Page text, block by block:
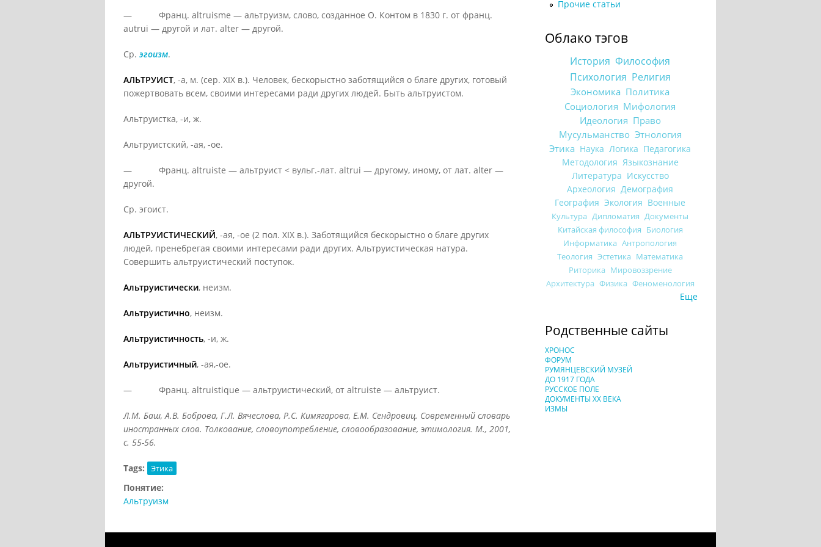
— Франц. altruisme — альтруизм, слово, созданное О. Контом в 1830 г. от франц.
autrui — другой и лат. alter — другой.
Ср. эгоизм.
АЛЬТРУИСТ, -а, м. (сер. XIX в.). Человек, бескорыстно заботящийся о благе других, готовый
пожертвовать всем, своими интересами ради других людей. Быть альтруистом.
Альтруистка, -и, ж.
Альтруистский, -ая, -ое.
— Франц. altruiste — альтруист < вульг.-лат. altrui — другому, иному, от лат. alter —
другой.
Ср. эгоист.
АЛЬТРУИСТИЧЕСКИЙ, -ая, -ое (2 пол. XIX в.). Заботящийся бескорыстно о благе других
людей, пренебрегая своими интересами ради других. Альтруистическая натура.
Совершить альтруистический поступок.
Альтруистически, неизм.
Альтруистично, неизм.
Альтруистичность, -и, ж.
Альтруистичный, -ая,-ое.
— Франц. altruistique — альтруистический, от altruiste — альтруист.
Л.М. Баш, А.В. Боброва, Г.Л. Вячеслова, Р.С. Кимягарова, Е.М. Сендровиц. Современный словарь
иностранных слов. Толкование, словоупотребление, словообразование, этимология. М., 2001,
с. 55-56.
Tags: Этика
Понятие:
Альтруизм
Прочие статьи
Облако тэгов
История Философия
Психология Религия
Экономика Политика
Социология Мифология
Идеология Право
Мусульманство Этнология
Этика Наука Логика Педагогика
Методология Языкознание
Литература Искусство
Археология Демография
География Экология Военные
Культура Дипломатия Документы
Китайская философия Биология
Информатика Антропология
Теология Эстетика Математика
Риторика Мировоззрение
Архитектура Физика Феноменология
Еще
Родственные сайты
ХРОНОС
ФОРУМ
РУМЯНЦЕВСКИЙ МУЗЕЙ
ДО 1917 ГОДА
РУССКОЕ ПОЛЕ
ДОКУМЕНТЫ XX ВЕКА
ИЗМЫ